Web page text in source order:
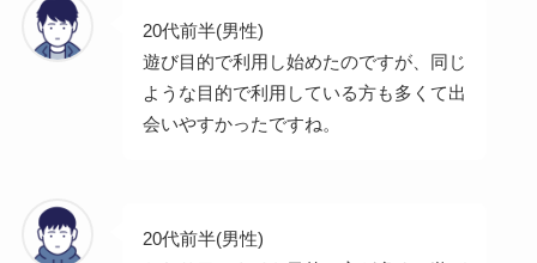
20代前半(男性)
遊び目的で利用し始めたのですが、同じ
ような目的で利用している方も多くて出
会いやすかったですね。
20代前半(男性)